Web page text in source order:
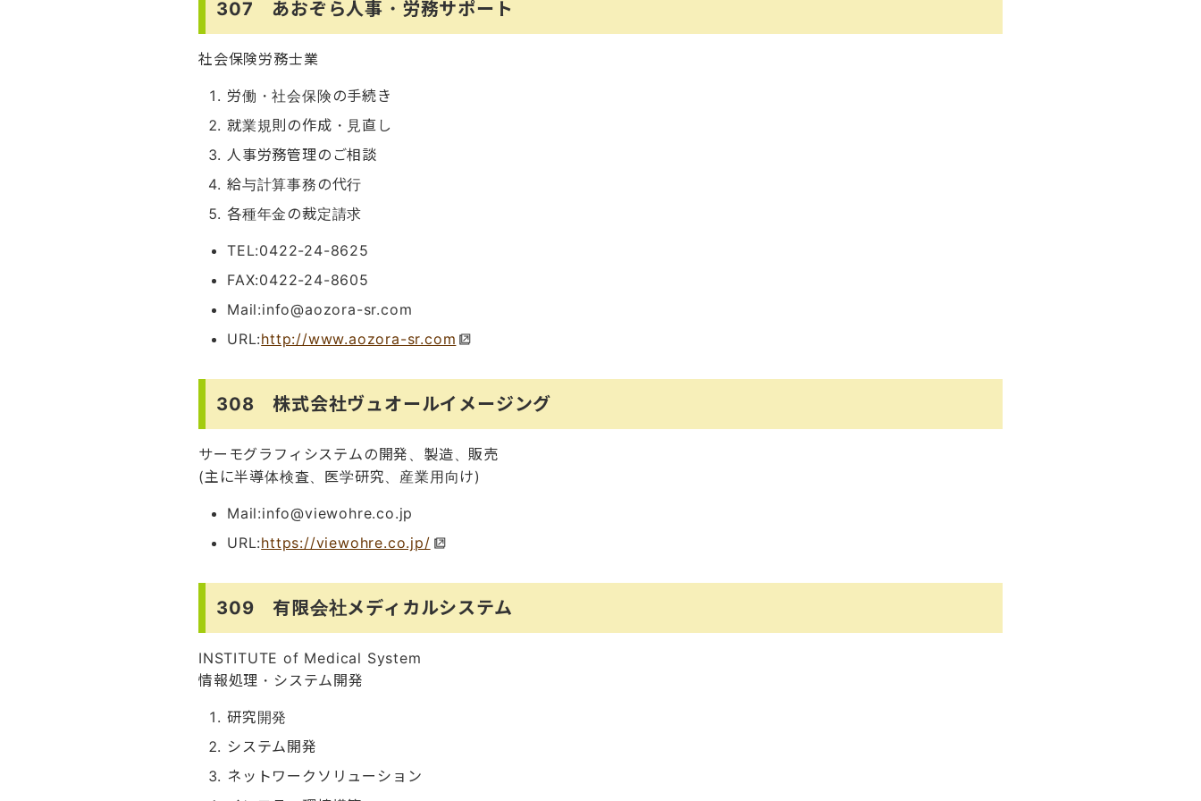
307 あおぞら人事・労務サポート
社会保険労務士業
労働・社会保険の手続き
就業規則の作成・見直し
人事労務管理のご相談
給与計算事務の代行
各種年金の裁定請求
TEL:0422-24-8625
FAX:0422-24-8605
Mail:info@aozora-sr.com
URL:http://www.aozora-sr.com
308 株式会社ヴュオールイメージング
サーモグラフィシステムの開発、製造、販売
(主に半導体検査、医学研究、産業用向け)
Mail:info@viewohre.co.jp
URL:https://viewohre.co.jp/
309 有限会社メディカルシステム
INSTITUTE of Medical System
情報処理・システム開発
研究開発
システム開発
ネットワークソリューション